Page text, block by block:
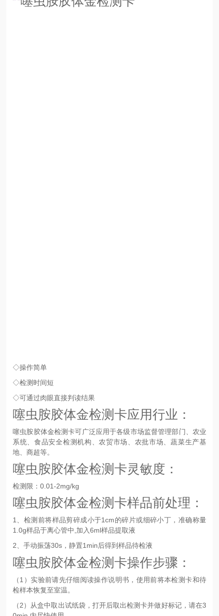
◇操作简单
◇检测时间短
◇可通过肉眼直接判读结果
噻虫胺胶体金检测卡应用行业：
噻虫胺胶体金检测卡可广泛应用于各级市场监督管理部门、农业
系统、食品安全检测机构、农贸市场、农批市场、蔬菜生产基
地、商超等。
噻虫胺胶体金检测卡灵敏度：
检测限：0.01-2mg/kg
噻虫胺胶体金检测卡样品前处理：
1、检测前将样品剪碎成小于1cm的碎片或细碎小丁，准确称量
1.0g样品于离心管中,加入6ml样品提取液
2、手动振荡30s，静置1min后得到样品待检液
噻虫胺胶体金检测卡操作步骤：
（1）实验前请先仔细阅读操作说明书，使用前将本检测卡和待
检样本恢复至室温。
（2）从盒中取出试纸袋，打开后取出检测卡并做好标记，请在3